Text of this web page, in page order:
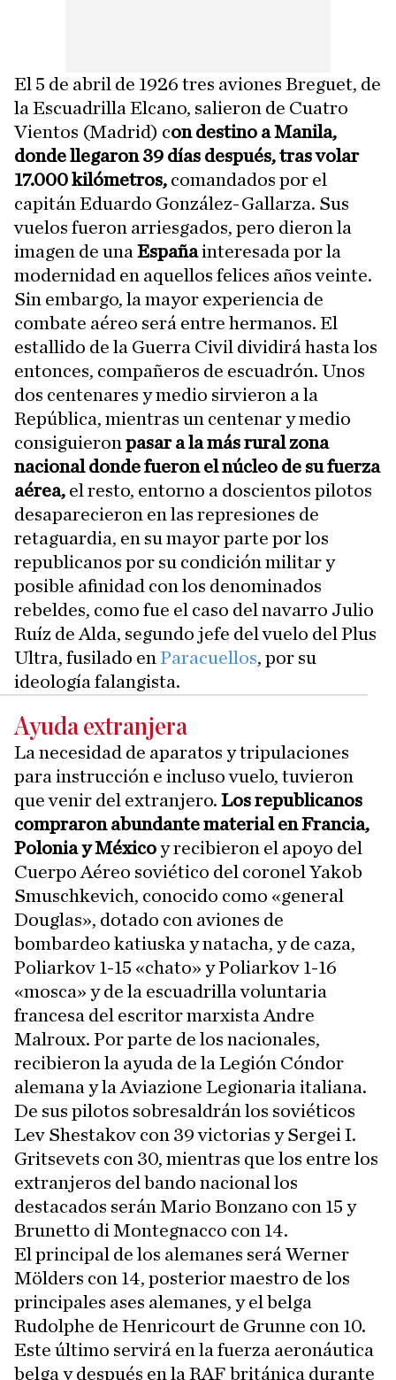
El 5 de abril de 1926 tres aviones Breguet, de
la Escuadrilla Elcano, salieron de Cuatro
Vientos (Madrid) con destino a Manila,
donde llegaron 39 días después, tras volar
17.000 kilómetros, comandados por el
capitán Eduardo González-Gallarza. Sus
vuelos fueron arriesgados, pero dieron la
imagen de una Españainteresada por la
modernidad en aquellos felices años veinte.
Sin embargo, la mayor experiencia de
combate aéreo será entre hermanos. El
estallido de la Guerra Civil dividirá hasta los
entonces, compañeros de escuadrón. Unos
dos centenares y medio sirvieron a la
República, mientras un centenar y medio
consiguieron pasar a la más rural zona
nacional donde fueron el núcleo de su fuerza
aérea, el resto, entorno a doscientos pilotos
desaparecieron en las represiones de
retaguardia, en su mayor parte por los
republicanos por su condición militar y
posible afinidad con los denominados
rebeldes, como fue el caso del navarro Julio
Ruíz de Alda, segundo jefe del vuelo del Plus
Ultra, fusilado en Paracuellos, por su
ideología falangista.
Ayuda extranjera
La necesidad de aparatos y tripulaciones
para instrucción e incluso vuelo, tuvieron
que venir del extranjero. Los republicanos
compraron abundante material en Francia,
Polonia y Méxicoy recibieron el apoyo del
Cuerpo Aéreo soviético del coronel Yakob
Smuschkevich, conocido como «general
Douglas», dotado con aviones de
bombardeo katiuska y natacha, y de caza,
Poliarkov 1-15 «chato» y Poliarkov 1-16
«mosca» y de la escuadrilla voluntaria
francesa del escritor marxista Andre
Malroux. Por parte de los nacionales,
recibieron la ayuda de la Legión Cóndor
alemana y la Aviazione Legionaria italiana.
De sus pilotos sobresaldrán los soviéticos
Lev Shestakov con 39 victorias y Sergei I.
Gritsevets con 30, mientras que los entre los
extranjeros del bando nacional los
destacados serán Mario Bonzano con 15 y
Brunetto di Montegnacco con 14.
El principal de los alemanes será Werner
Mölders con 14, posterior maestro de los
principales ases alemanes, y el belga
Rudolphe de Henricourt de Grunne con 10.
Este último servirá en la fuerza aeronáutica
belga y después en la RAF británica durante